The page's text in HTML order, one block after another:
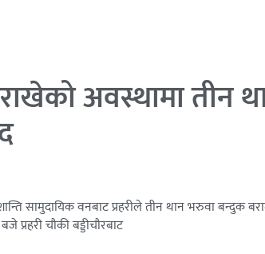
अवस्थामा तीन
सामुदायिक वनबाट प्रहरीले तीन थान भरुवा बन्दुक
प्रहरी चौकी बड्डीचौरबाट